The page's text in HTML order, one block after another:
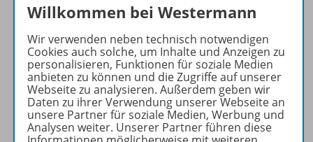
Willkommen bei Westermann
Wir verwenden neben technisch notwendigen
Cookies auch solche, um Inhalte und Anzeigen zu
personalisieren, Funktionen für soziale Medien
anbieten zu können und die Zugriffe auf unserer
Webseite zu analysieren. Außerdem geben wir
Daten zu ihrer Verwendung unserer Webseite an
unsere Partner für soziale Medien, Werbung und
Analysen weiter. Unserer Partner führen diese